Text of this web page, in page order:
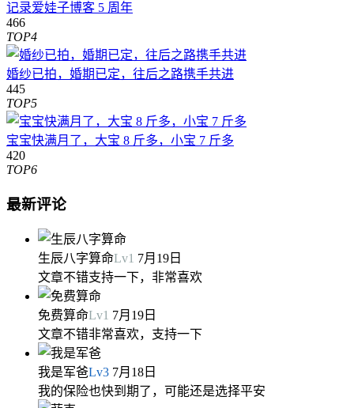
记录爱娃子博客 5 周年
466
TOP4
婚纱已拍，婚期已定，往后之路携手共进
445
TOP5
宝宝快满月了，大宝 8 斤多，小宝 7 斤多
420
TOP6
最新评论
生辰八字算命Lv1 7月19日
文章不错支持一下，非常喜欢
免费算命Lv1 7月19日
文章不错非常喜欢，支持一下
我是军爸Lv3 7月18日
我的保险也快到期了，可能还是选择平安